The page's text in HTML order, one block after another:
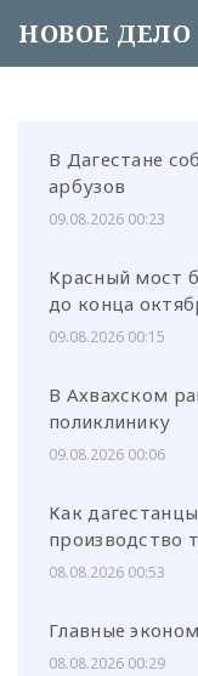
НОВОЕ ДЕЛО
В Дагестане
арбузов
09.08.2026 00:23
Красный мост
до конца
09.08.2026 00:15
В Ахвахском
поликлинику
09.08.2026 00:06
Как
производство
08.08.2026 00:53
Главные
08.08.2026 00:29